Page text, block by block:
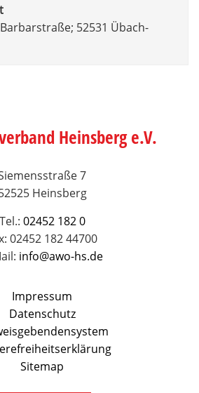
52531 Übach-
Heinsberg e.V.
7
Heinsberg
Tel.: 02452 182 0
02452 182 44700
info@awo-hs.de
Impressum
Datenschutz
Sitemap